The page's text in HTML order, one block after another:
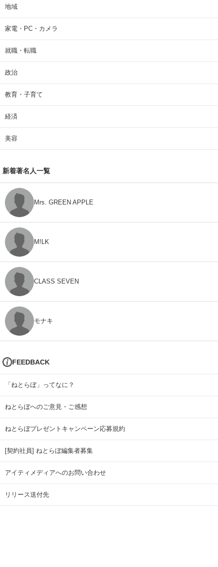
地域
家電・PC・カメラ
就職・転職
政治
教育・子育て
経済
美容
新着著名人一覧
Mrs. GREEN APPLE
M!LK
CLASS SEVEN
モナキ
FEEDBACK
「ねとらぼ」ってなに？
ねとらぼへのご意見・ご感想
ねとらぼプレゼントキャンペーン応募規約
[契約社員] ねとらぼ編集者募集
アイティメディアへのお問い合わせ
リリース送付先